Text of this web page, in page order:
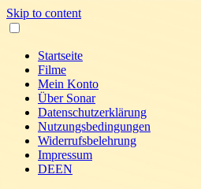
Skip to content
Startseite
Filme
Mein Konto
Über Sonar
Datenschutzerklärung
Nutzungsbedingungen
Widerrufsbelehrung
Impressum
DEEN